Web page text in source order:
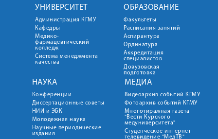
УНИВЕРСИТЕТ
Администрация КГМУ
Кафедры
Медико-
фармацевтический
колледж
Система менеджмента
качества
ОБРАЗОВАНИЕ
Факультеты
Расписания занятий
Аспирантура
Ординатура
Аккредитация
специалистов
Довузовская
подготовка
НАУКА
Конференции
Диссертационные советы
НИИ и ЭБК
Молодежная наука
Научные периодические
издания
МЕДИА
Видеоархив событий КГМУ
Фотоархив событий КГМУ
Многотиражная газета
"Вести Курского
медуниверситета"
Студенческое интернет-
телевидение "МедТВ"